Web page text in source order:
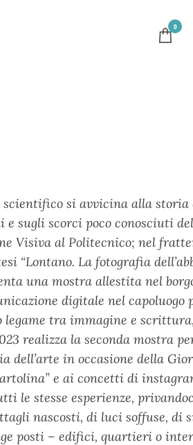
0
scientifico si avvicina alla storia
sugli scorci poco conosciuti del
Visiva al Politecnico; nel
“Lontano. La fotografia
una mostra allestita nel
digitale nel capoluogo
tra immagine e
realizza la seconda mostra
dell’arte in occasione della
e ai concetti di
le stesse esperienze,
nascosti, di luci soffuse, di
posti – edifici, quartieri o